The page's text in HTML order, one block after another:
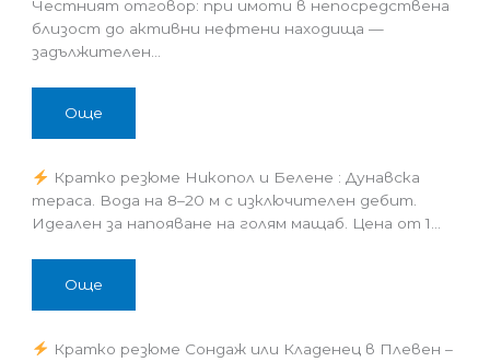
Честният отговор: при имоти в непосредствена
близост до активни нефтени находища —
задължителен…
Още
Кратко резюме Никопол и Белене : Дунавска
тераса. Вода на 8–20 м с изключителен дебит.
Идеален за напояване на голям мащаб. Цена от 1…
Още
Кратко резюме Сондаж или Кладенец в Плевен –